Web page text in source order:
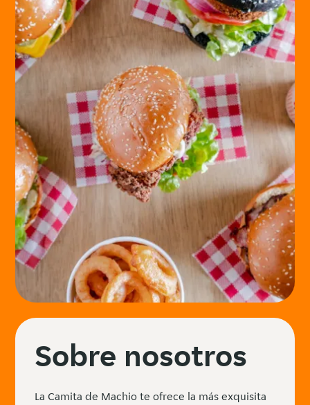
Sobre nosotros
La Camita de Machio te ofrece la más exquisita